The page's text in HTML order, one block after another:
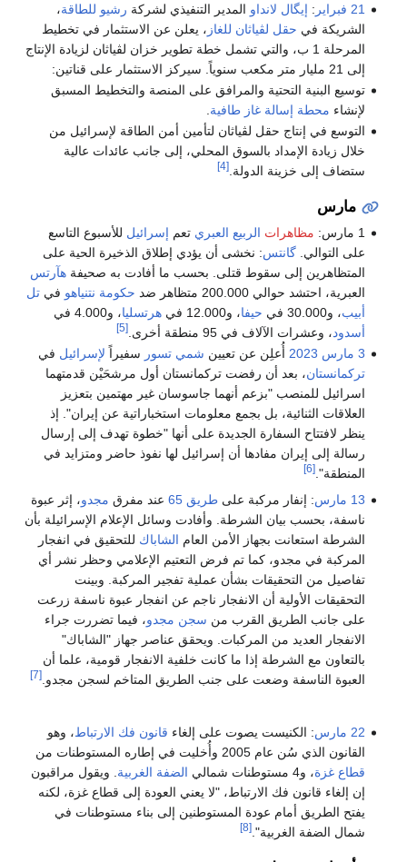
21 فبراير : إيگال لانداو المدير التنفيذي لشركة رشيو للطاقة،
الشريكة في حقل لڤياثان للغاز ، يعلن عن الاستثمار في تخطيط
المرحلة 1 ب، والتي تشمل خطة تطوير خزان لڤياثان لزيادة الإنتاج
إلى 21 مليار متر مكعب سنوياً. سيركز الاستثمار على قناتين:
توسيع البنية التحتية والمرافق على المنصة والتخطيط المسبق
لإنشاء محطة إسالة غاز طافية
التوسع في إنتاج حقل لڤياثان لتأمين أمن الطاقة لإسرائيل من
خلال زيادة الإمداد بالسوق المحلي، إلى جانب عائدات عالية
ستضاف إلى خزينة الدولة.[4]
مارس
1 مارس: مظاهرات الربيع العبري تعم إسرائيل للأسبوع التاسع
على التوالي.گانتس: نخشى أن يؤدي إطلاق الذخيرة الحية على
المتظاهرين إلى سقوط قتلى. بحسب ما أفادت به صحيفةهآرتس
العبرية، احتشد حوالي 200.000 متظاهر ضد
حكومة نتنياهو فيتل
أبيب، و30.000 في حيفا، و12.000 في هرتسليا، و4.000 في
أسدود، وعشرات الآلاف في 95 منطقة أخرى. [5]
3 مارس 2023 أُعلِن عن تعيين شمي تسور سفيراً لإسرائيل في
تركمانستان، بعد أن رفضت تركمانستان أول مرشحَيْن قدمتهما
اسرائيل للمنصب "بزعم أنهما جاسوسان غير مهتمين بتعزيز
العلاقات الثنائية، بل بجمع معلومات استخباراتية عن إيران". إذ
ينظر لافتتاح السفارة الجديدة على أنها "خطوة تهدف إلى إرسال
رسالة إلى إيران مفادها أن إسرائيل لها نفوذ حاضر ومتزايد في
المنطقة".[6]
13 مارس : إنفار مركبة علىطريق 65 عند مفرق مجدو، إثر عبوة
ناسفة، بحسب بيان الشرطة. وأفادت وسائل الإعلام الإسرائيلة بأن
الشرطة استعانت بجهاز الأمن العام الشاباك للتحقيق في انفجار
المركبة في مجدو، كما تم فرض التعتيم الإعلامي وحظر نشر أي
تفاصيل من التحقيقات بشأن عملية تفجير المركبة. وبينت
التحقيقات الأولية أن الانفجار ناجم عن انفجار عبوة ناسفة زرعت
على جانب الطريق القرب من سجن مجدو، فيما تضررت جراء
الانفجار العديد من المركبات. ويحقق عناصر جهاز "الشاباك"
بالتعاون مع الشرطة إذا ما كانت خلفية الانفجار قومية، علما أن
العبوة الناسفة وضعت على جنب الطريق المتاخم لسجن مجدو.[7]
22 مارس : الكنيست يصوت على إلغاء قانون فك الارتباط، وهو
القانون الذي سُن عام 2005 وأُخليت في إطاره المستوطنات من
قطاع غزة، و4 مستوطنات شمالي الضفة الغربية. ويقول مراقبون
إن إلغاء قانون فك الارتباط، "لا يعني العودة إلى قطاع غزة، لكنه
يفتح الطريق أمام عودة المستوطنين إلى بناء مستوطنات في
شمال الضفة الغربية".[8]